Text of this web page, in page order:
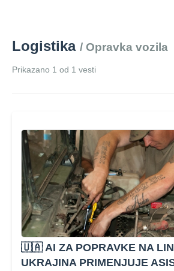
Logistika / Opravka vozila
Prikazano 1 od 1 vesti
🇺🇦 AI ZA POPRAVKE NA
UKRAJINA PRIMENJUJE